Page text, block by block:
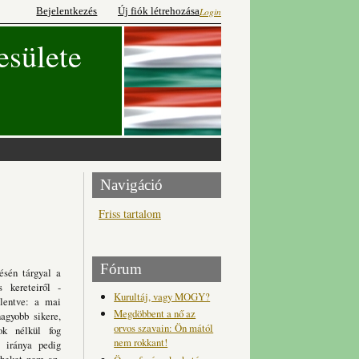
Login
Bejelentkezés Új fiók létrehozása
tárgyal a
kereteiről -
a mai
sikere,
nélkül fog
pedig
Navigáció
Friss tartalom
Fórum
Kurultáj, vagy MOGY?
Megdöbbent a nő az
orvos szavain: Ön mától
nem rokkant!